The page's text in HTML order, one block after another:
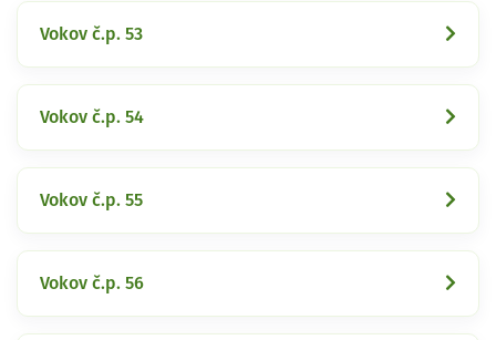
Vokov č.p. 53
Vokov č.p. 54
Vokov č.p. 55
Vokov č.p. 56